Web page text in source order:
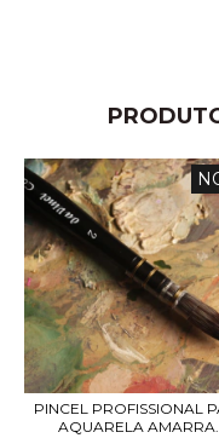
PINCEL PROFISSIONAL
AQUARELA